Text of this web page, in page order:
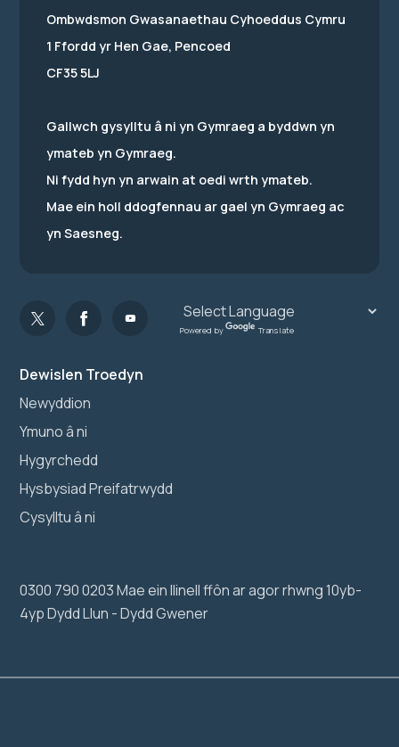
Dewislen Troedyn
Newyddion
Ymuno â ni
Hygyrchedd
Hysbysiad Preifatrwydd
Cysylltu â ni
0300 790 0203 Mae ein llinell ffôn ar agor rhwng 10yb-
4yp Dydd Llun - Dydd Gwener
Ombwdsmon Gwasanaethau Cyhoeddus Cymru
1 Ffordd yr Hen Gae, Pencoed
CF35 5LJ
Gallwch gysylltu â ni yn Gymraeg a byddwn yn
ymateb yn Gymraeg.
Ni fydd hyn yn arwain at oedi wrth ymateb.
Mae ein holl ddogfennau ar gael yn Gymraeg ac
yn Saesneg.
Powered by Translate